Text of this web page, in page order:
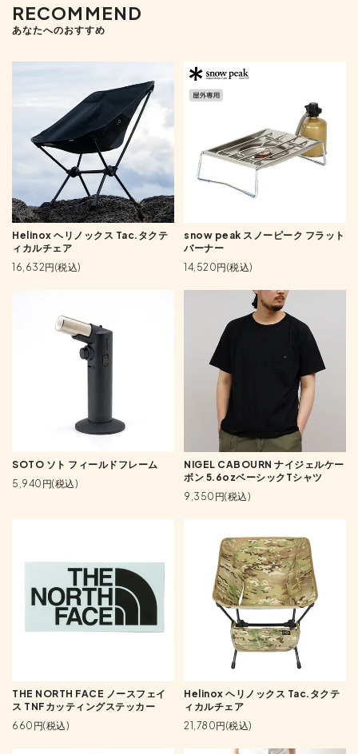
RECOMMEND
あなたへのおすすめ
Helinox ヘリノックス Tac.タクテ
ィカルチェア
16,632円(税込)
snow peak スノーピーク フラット
バーナー
14,520円(税込)
SOTO ソト フィールドフレーム
5,940円(税込)
NIGEL CABOURN ナイジェルケー
ボン 5.6ozベーシックTシャツ
9,350円(税込)
THE NORTH FACE ノースフェイ
ス TNFカッティングステッカー
660円(税込)
Helinox ヘリノックス Tac.タクテ
ィカルチェア
21,780円(税込)